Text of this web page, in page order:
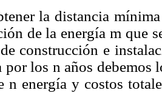
la distancia
de la energía m que
construcción e
por los n años debemos
n energía y costos